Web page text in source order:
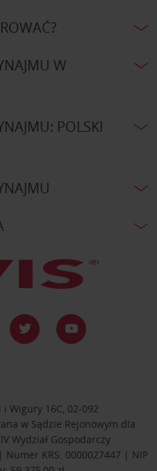
W
POLSKI
Wigury 16C, 02-092
w Sądzie Rejonowym dla
Wydział Gospodarczy
KRS: 0000027447 | NIP